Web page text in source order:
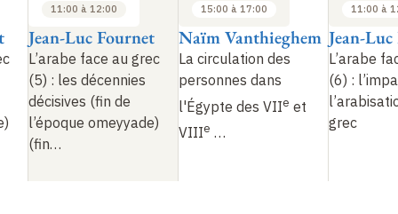
L’arabe face au grec
(5) : les décennies
décisives (fin de
l’époque omeyyade)
(fin…
Jean-Luc Fournet
11:00 à 12:00
La circulation des
personnes dans
l'Égypte des VIIe et
VIIIe …
Naïm Vanthieghem
15:00 à 17:00
L’arabe
(6) :
grec
Jean-
11:00 à